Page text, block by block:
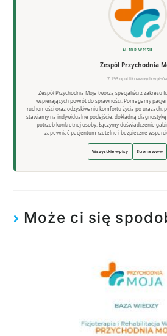
AUTOR WPISU
Zespół Przychodnia
7 193 opublikowanych
Zespół Przychodnia Moja tworzą specjaliści z
wspierających powrót do sprawności. Pomagamy
ruchomości oraz odzyskiwaniu komfortu życia po urazach,
stawiamy na indywidualne podejście, dokładną
potrzeb konkretnej osoby. Łączymy doświadczenie
zapewniać pacjentom rzetelne i bezpieczne
Wszystkie wpisy Strona www
Może ci się